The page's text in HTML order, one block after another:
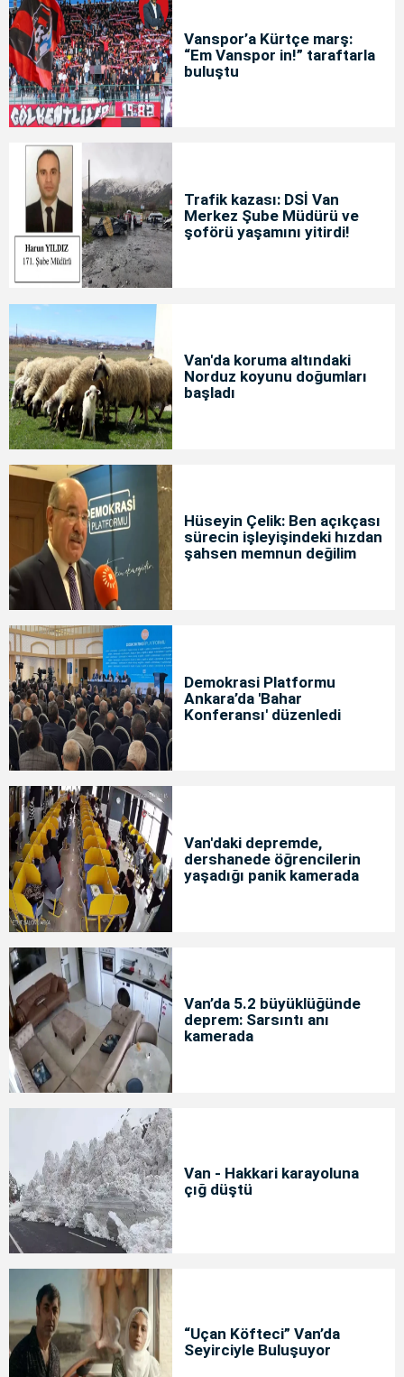
Vanspor’a Kürtçe marş:
“Em Vanspor in!” taraftarla
buluştu
Trafik kazası: DSİ Van
Merkez Şube Müdürü ve
şoförü yaşamını yitirdi!
Van'da koruma altındaki
Norduz koyunu doğumları
başladı
Hüseyin Çelik: Ben açıkçası
sürecin işleyişindeki hızdan
şahsen memnun değilim
Demokrasi Platformu
Ankara’da 'Bahar
Konferansı' düzenledi
Van'daki depremde,
dershanede öğrencilerin
yaşadığı panik kamerada
Van’da 5.2 büyüklüğünde
deprem: Sarsıntı anı
kamerada
Van - Hakkari karayoluna
çığ düştü
“Uçan Köfteci” Van’da
Seyirciyle Buluşuyor